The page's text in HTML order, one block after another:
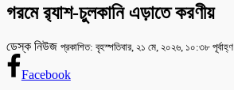
গরমে র‍্যাশ-চুলকানি এড়াতে করণীয়
ডেস্ক নিউজ প্রকাশিত: বৃহস্পতিবার, ২১ মে, ২০২৬, ১০:৩৮ পূর্বাহ্ণ
Facebook